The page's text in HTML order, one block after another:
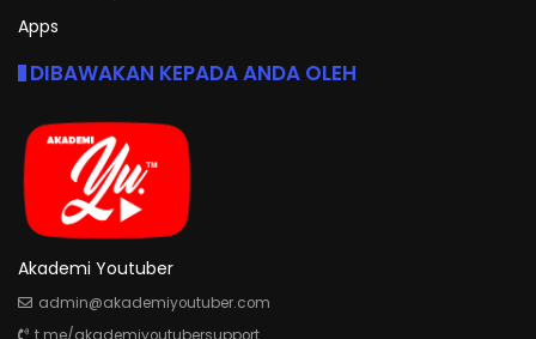
Apps
DIBAWAKAN KEPADA ANDA OLEH
Akademi Youtuber
admin@akademiyoutuber.com